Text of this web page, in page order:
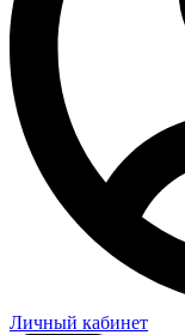
Личный кабинет